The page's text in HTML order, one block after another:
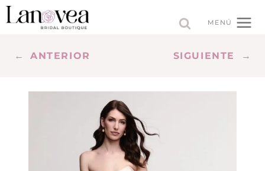
Saltar
al
MENÚ
← ANTERIOR SIGUIENTE →